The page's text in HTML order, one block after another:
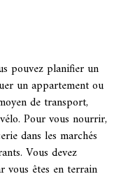
pouvez planifier un
un appartement ou
de transport,
Pour vous nourrir,
dans les marchés
Vous devez
vous êtes en terrain